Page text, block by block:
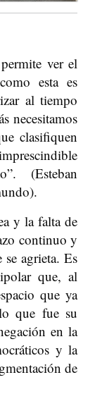
ver el
esta es
al tiempo
necesitamos
clasifiquen
(Esteban
y la falta de
continuo y
agrieta. Es
que, al
que ya
que fue su
en la
y la
de